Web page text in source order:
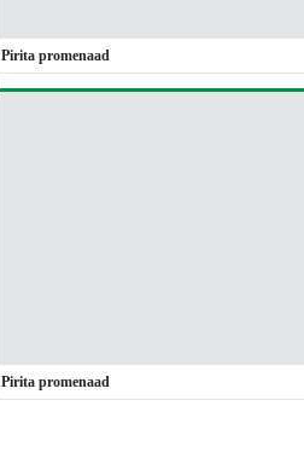
Pirita promenaad
Pirita promenaad